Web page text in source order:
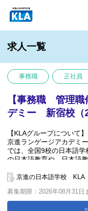
求人一覧
事務職 正社員
【事務職 管理職
デミー 新宿校（
【KLAグループについて】
京進ランゲージアカデミ
では、全国9校の日本語
の日本語教育や、日本語
績を持つ教育企業である
「日本一働きたい日本語
京進の日本語学校
募集期限：2026年08月31日